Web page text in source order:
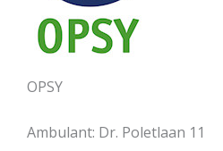
OPSY
Ambulant: Dr. Poletlaan 11